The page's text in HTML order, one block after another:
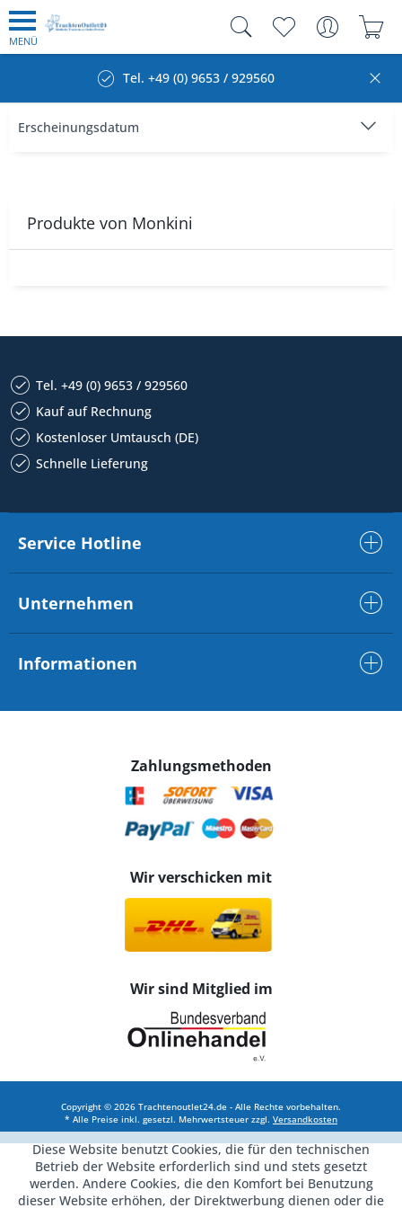
MENÜ
Tel. +49 (0) 9653 / 929560
Produkte von Monkini
Tel. +49 (0) 9653 / 929560
Kauf auf Rechnung
Kostenloser Umtausch (DE)
Schnelle Lieferung
Service Hotline
Unternehmen
Informationen
Zahlungsmethoden
Wir verschicken mit
Wir sind Mitglied im
Copyright © 2026 Trachtenoutlet24.de - Alle Rechte vorbehalten.
* Alle Preise inkl. gesetzl. Mehrwertsteuer zzgl. Versandkosten
Diese Website benutzt Cookies, die für den technischen
Betrieb der Website erforderlich sind und stets gesetzt
werden. Andere Cookies, die den Komfort bei Benutzung
dieser Website erhöhen, der Direktwerbung dienen oder die